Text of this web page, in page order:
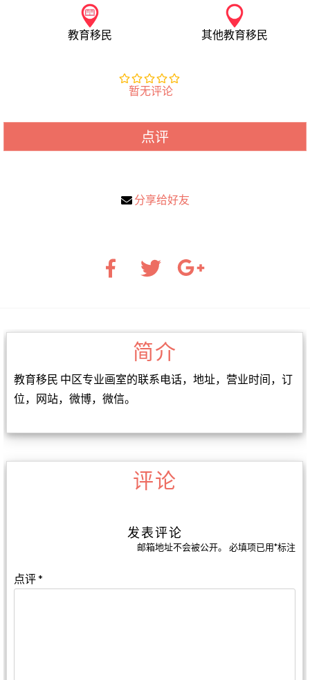
教育移民 其他教育移民
暂无评论
点评
分享给好友
简介
教育移民 中区专业画室的联系电话，地址，营业时间，订
位，网站，微博，微信。
评论
发表评论
邮箱地址不会被公开。 必填项已用*标注
点评*